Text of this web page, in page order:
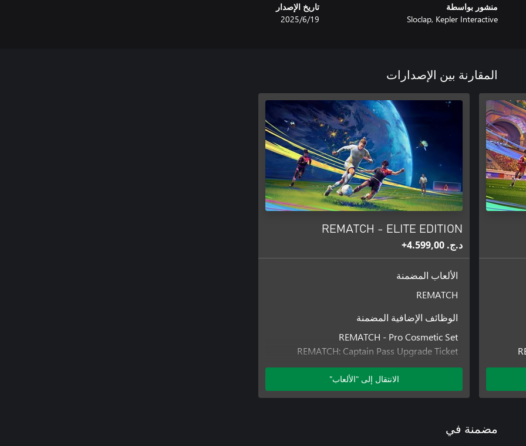
منشور بواسطة
Sloclap, Kepler Interactive
تاريخ الإصدار
19‏/6‏/2025
المقارنة بين الإصدارات
REMATCH - ELITE EDITION
د.ج.‏ 4.599,00+
الألعاب المضمنة
REMATCH
الوظائف الإضافية المضمنة
REMATCH - Pro Cosmetic Set
REMATCH: Captain Pass Upgrade Ticket
REMATCH - Elite Cosmetic Set
الانتقال إلى "الألعاب"
مضمنة في